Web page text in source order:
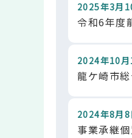
2025年3月
令和6年度
2024年10月
龍ケ崎市
2024年8月8
事業承継